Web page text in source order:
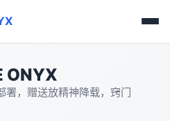
ONYX
署，赠送放精神降载，窍门